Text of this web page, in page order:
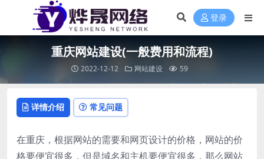
登录
重庆网站建设(一般费用和流程)
2022-12-12 网站建设 59
详情介绍 常见问题
在重庆，根据网站的需要和网页设计的价格，网站的价
格要便宜很多，但是域名和主机要便宜很多，那么网站